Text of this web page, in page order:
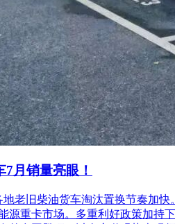
月销量亮眼！
老旧柴油货车淘汰置换节奏加
重卡市场。多重利好政策加持